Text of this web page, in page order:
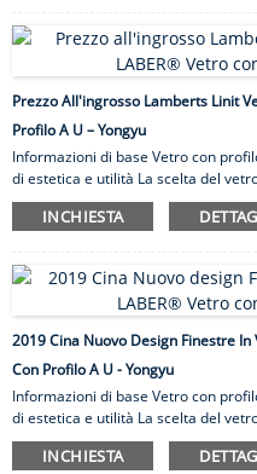
nostra organizzazione sarebbe
supporto professionale e
amici per effettuare l'acquisto di
Prezzo All'ingrosso Lamberts Linit
Profilo A U – Yongyu
Informazioni di base Vetro con
di estetica e utilità La scelta del
divisoria dell'ufficio non deve
esplorare le tue opzioni per finire
un'occhiata al nostro vetro con
accattivante, ma questo tipo di
vanta anche molte proprietà che lo
INCHIESTA
2019 Cina Nuovo Design Finestre
Con Profilo A U - Yongyu
Informazioni di base Vetro con
di estetica e utilità La scelta del
divisoria dell'ufficio non deve
esplorare le tue opzioni per finire
INCHIESTA